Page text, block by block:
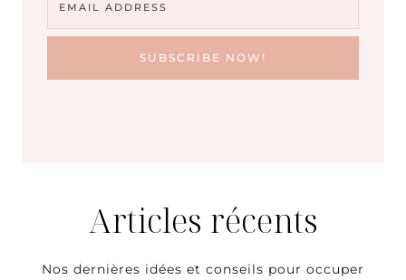
SUBSCRIBE NOW!
Articles récents
Nos dernières idées et conseils pour occuper